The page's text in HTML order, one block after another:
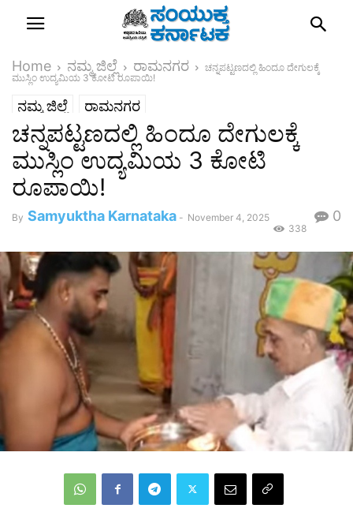
Home ನಮ್ಮ ಜಿಲ್ಲೆ ರಾಮನಗರ
ಚನ್ನಪಟ್ಟಣದಲ್ಲಿ ಹಿಂದೂ ದೇಗುಲಕ್ಕೆ
ಮುಸ್ಲಿಂ ಉದ್ಯಮಿಯ 3 ಕೋಟಿ ರೂಪಾಯಿ!
ನಮ್ಮ ಜಿಲ್ಲೆ ರಾಮನಗರ
ಚನ್ನಪಟ್ಟಣದಲ್ಲಿ ಹಿಂದೂ ದೇಗುಲಕ್ಕೆ
ಮುಸ್ಲಿಂ ಉದ್ಯಮಿಯ 3 ಕೋಟಿ
ರೂಪಾಯಿ!
By Samyuktha Karnataka - November 4, 2025 0
338